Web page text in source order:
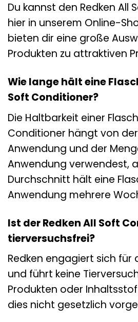
Du kannst den Redken All
hier in unserem Online-
bieten dir eine große
Produkten zu attraktiven
Wie lange hält eine
Soft Conditioner?
Die Haltbarkeit einer
Conditioner hängt von
Anwendung und der
Anwendung verwendest,
Durchschnitt hält eine
Anwendung mehrere
Ist der Redken All Soft
tierversuchsfrei?
Redken engagiert sich für
und führt keine
Produkten oder
dies nicht gesetzlich